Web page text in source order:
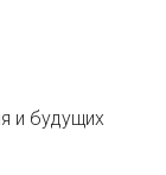
и будущих